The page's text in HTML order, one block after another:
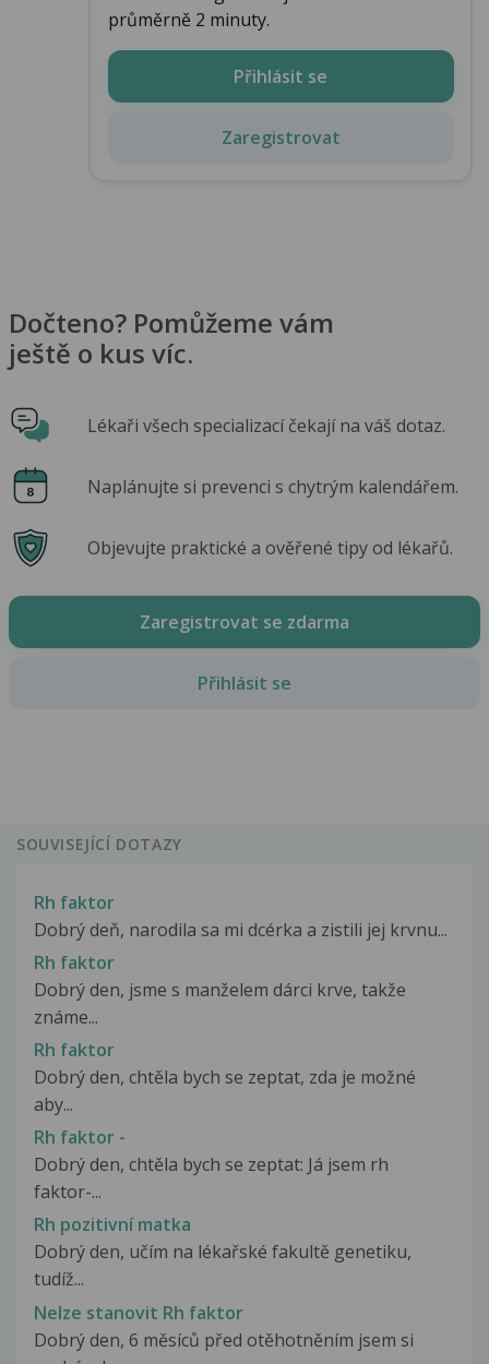
průměrně 2 minuty.
Přihlásit se
Zaregistrovat
Dočteno? Pomůžeme vám
ještě o kus víc.
Lékaři všech specializací čekají na váš dotaz.
Naplánujte si prevenci s chytrým kalendářem.
Objevujte praktické a ověřené tipy od lékařů.
Zaregistrovat se zdarma
Přihlásit se
SOUVISEJÍCÍ DOTAZY
Rh faktor
Dobrý deň, narodila sa mi dcérka a zistili jej krvnu...
Rh faktor
Dobrý den, jsme s manželem dárci krve, takže
známe...
Rh faktor
Dobrý den, chtěla bych se zeptat, zda je možné
aby...
Rh faktor -
Dobrý den, chtěla bych se zeptat: Já jsem rh
faktor-...
Rh pozitivní matka
Dobrý den, učím na lékařské fakultě genetiku,
tudíž...
Nelze stanovit Rh faktor
Dobrý den, 6 měsíců před otěhotněním jsem si